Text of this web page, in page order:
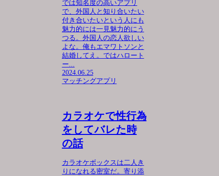
では知名度の高いアプリ
で、外国人と知り合いたい
付き合いたいという人にも
魅力的には一見魅力的にう
つる。外国人の恋人欲しい
よな。俺もエマワトソンと
結婚してえ。ではハロート
ー...
2024.06.25
マッチングアプリ
カラオケで性行為
をしてバレた時
の話
カラオケボックスは二人き
りになれる密室だ。寄り添